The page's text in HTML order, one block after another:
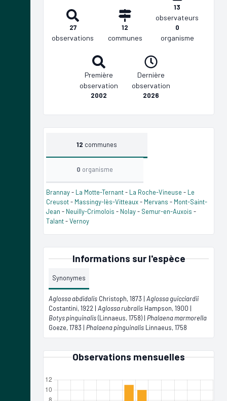
27
observations
12
communes
13
observateurs
0
organisme
Première
observation
2002
Dernière
observation
2026
12 communes
0 organisme
Brannay- La Motte-Ternant- La Roche-Vineuse - Le
Creusot- Massingy-lès-Vitteaux- Mervans - Mont-Saint-
Jean - Neuilly-Crimolois - Nolay- Semur-en-Auxois -
Talant-Vernoy
Informations sur l'espèce
Synonymes
Aglossa abdidalis Christoph, 1873 | Aglossa guicciardii
Costantini, 1922 | Aglossa rubralis Hampson, 1900 |
Botys pinguinalis(Linnaeus, 1758) | Phalaena marmorella
Goeze, 1783 | Phalaena pinguinalis Linnaeus, 1758
Observations mensuelles